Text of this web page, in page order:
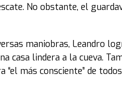
No obstante, el
maniobras, Leandro
casa lindera a la cueva.
“el más consciente” de